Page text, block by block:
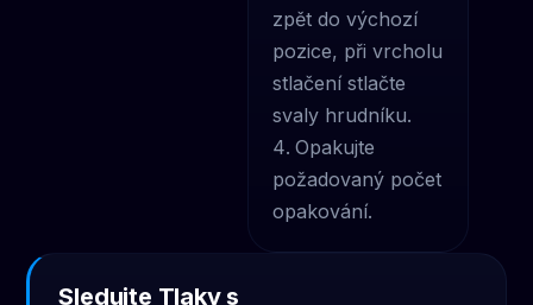
zpět do výchozí
pozice, při vrcholu
stlačení stlačte
svaly hrudníku.
Opakujte
požadovaný počet
opakování.
Sledujte Tlaky s